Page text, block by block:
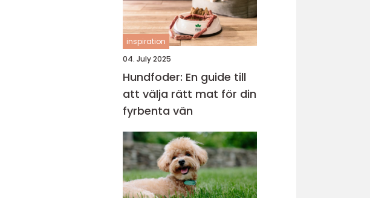
inspiration
04. July 2025
Hundfoder: En guide till
att välja rätt mat för din
fyrbenta vän